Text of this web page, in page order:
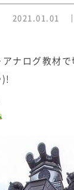
2021.01.01
ナログ教材